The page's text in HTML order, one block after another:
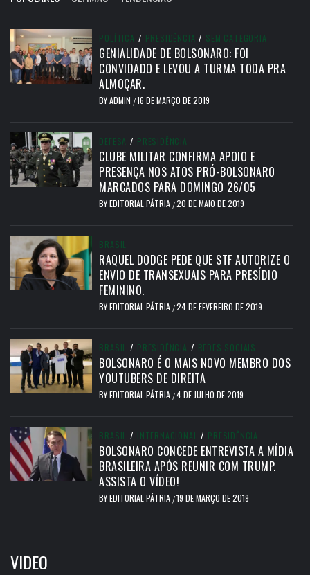
POLÍTICA / PRESIDÊNCIA / SEM CATEGORIA
GENIALIDADE DE BOLSONARO: FOI
CONVIDADO E LEVOU A TURMA TODA PRA
ALMOÇAR.
BYADMIN /16 DE MARÇO DE 2019
DEFESA / PRESIDÊNCIA
CLUBE MILITAR CONFIRMA APOIO E
PRESENÇA NOS ATOS PRÓ-BOLSONARO
MARCADOS PARA DOMINGO 26/05
BYEDITORIAL PÁTRIA /20 DE MAIO DE 2019
BRASIL
RAQUEL DODGE PEDE QUE STF AUTORIZE O
ENVIO DE TRANSEXUAIS PARA PRESÍDIO
FEMININO.
BYEDITORIAL PÁTRIA /24 DE FEVEREIRO DE 2019
BRASIL / PRESIDÊNCIA / REDES SOCIAIS
BOLSONARO É O MAIS NOVO MEMBRO DOS
YOUTUBERS DE DIREITA
BYEDITORIAL PÁTRIA /4 DE JULHO DE 2019
BRASIL / INTERNACIONAL / PRESIDÊNCIA
BOLSONARO CONCEDE ENTREVISTA A MÍDIA
BRASILEIRA APÓS REUNIR COM TRUMP.
ASSISTA O VÍDEO!
BYEDITORIAL PÁTRIA /19 DE MARÇO DE 2019
VIDEO